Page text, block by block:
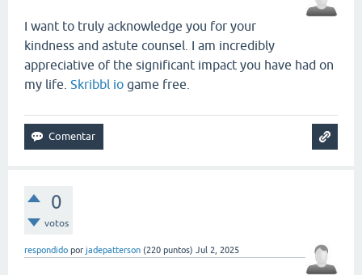
I want to truly acknowledge you for your
kindness and astute counsel. I am incredibly
appreciative of the significant impact you have had on
my life. Skribbl io game free.
0
votos
respondido por jadepatterson (220 puntos) Jul 2, 2025